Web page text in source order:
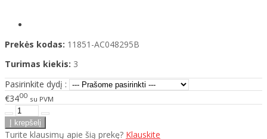
Prekės kodas: 11851-AC048295B
Turimas kiekis: 3
Pasirinkite dydį :
€3400 su PVM
Turite klausimų apie šią prekę? Klauskite